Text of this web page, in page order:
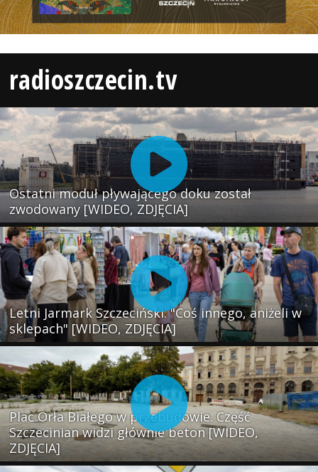
radioszczecin.tv
Ostatni moduł pływającego doku został
zwodowany [WIDEO, ZDJĘCIA]
Letni Jarmark Szczeciński. "Coś innego, aniżeli w
sklepach" [WIDEO, ZDJĘCIA]
Plac Orła Białego w przebudowie. Część
Szczecinian widzi głównie beton [WIDEO,
ZDJĘCIA]